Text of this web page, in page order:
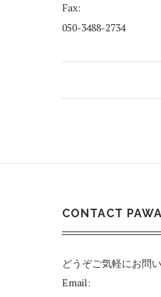
Fax:
050-3488-2734
CONTACT
どうぞご気軽にお問
Email: